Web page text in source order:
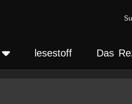
lesestoff Das